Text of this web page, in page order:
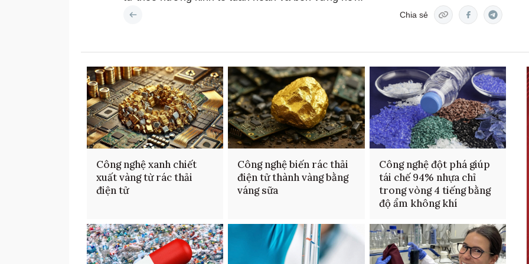
Chia sẻ
Công nghệ xanh chiết
xuất vàng từ rác thải
điện tử
Công nghệ biến rác thải
điện tử thành vàng bằng
váng sữa
Công nghệ đột phá giúp
tái chế 94% nhựa chỉ
trong vòng 4 tiếng bằng
độ ẩm không khí